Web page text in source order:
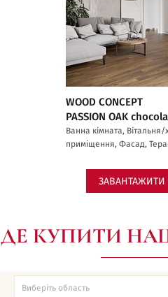
WOOD CONCEPT
PASSION OAK
Ванна кімната,
приміщення, Фасад,
ЗАВАНТАЖИТИ
ДЕ КУПИТИ